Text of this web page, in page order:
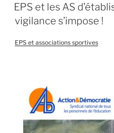
EPS et les AS
vigilance s’impose !
EPS et associations sportives